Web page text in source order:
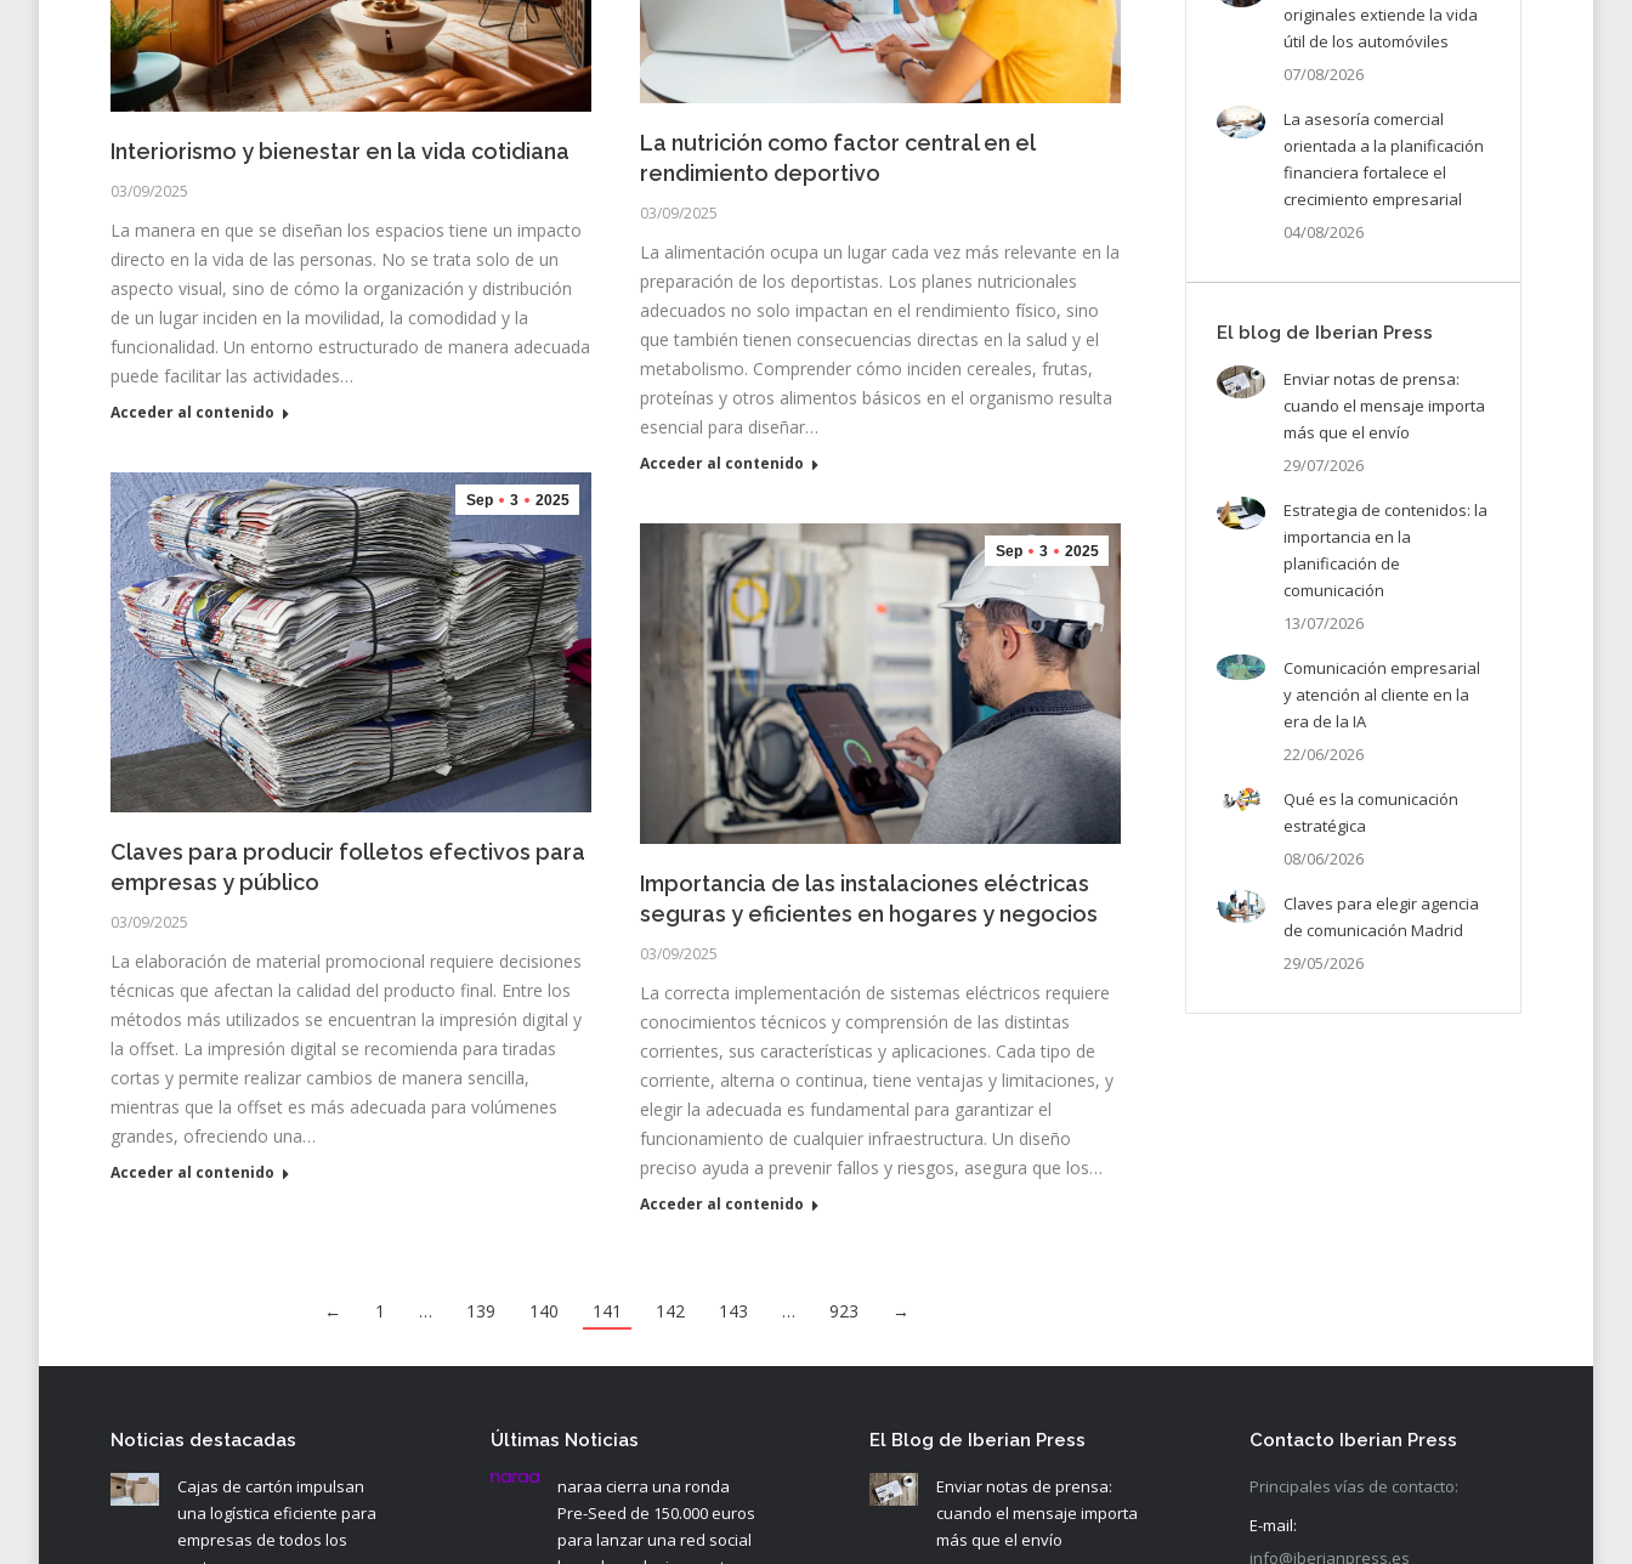
La nutrición como factor central en el
rendimiento deportivo
03/09/2025
La alimentación ocupa un lugar cada vez más relevante en la
preparación de los deportistas. Los planes nutricionales
adecuados no solo impactan en el rendimiento físico, sino
que también tienen consecuencias directas en la salud y el
metabolismo. Comprender cómo inciden cereales, frutas,
proteínas y otros alimentos básicos en el organismo resulta
esencial para diseñar…
Acceder al contenido
Interiorismo y bienestar en la vida cotidiana
03/09/2025
La manera en que se diseñan los espacios tiene un impacto
directo en la vida de las personas. No se trata solo de un
aspecto visual, sino de cómo la organización y distribución
de un lugar inciden en la movilidad, la comodidad y la
funcionalidad. Un entorno estructurado de manera adecuada
puede facilitar las actividades…
Acceder al contenido
Sep 3 2025
Claves para producir folletos efectivos para
empresas y público
03/09/2025
La elaboración de material promocional requiere decisiones
técnicas que afectan la calidad del producto final. Entre los
métodos más utilizados se encuentran la impresión digital y
la offset. La impresión digital se recomienda para tiradas
cortas y permite realizar cambios de manera sencilla,
mientras que la offset es más adecuada para volúmenes
grandes, ofreciendo una…
Acceder al contenido
Sep 3 2025
Importancia de las instalaciones eléctricas
seguras y eficientes en hogares y negocios
03/09/2025
La correcta implementación de sistemas eléctricos requiere
conocimientos técnicos y comprensión de las distintas
corrientes, sus características y aplicaciones. Cada tipo de
corriente, alterna o continua, tiene ventajas y limitaciones, y
elegir la adecuada es fundamental para garantizar el
funcionamiento de cualquier infraestructura. Un diseño
preciso ayuda a prevenir fallos y riesgos, asegura que los…
Acceder al contenido
← 1 … 139 140 141 142 143 … 923 →
originales extiende la vida
útil de los automóviles
07/08/2026
La asesoría comercial
orientada a la planificación
financiera fortalece el
crecimiento empresarial
04/08/2026
El blog de Iberian Press
Enviar notas de prensa:
cuando el mensaje importa
más que el envío
29/07/2026
Estrategia de contenidos: la
importancia en la
planificación de
comunicación
13/07/2026
Comunicación empresarial
y atención al cliente en la
era de la IA
22/06/2026
Qué es la comunicación
estratégica
08/06/2026
Claves para elegir agencia
de comunicación Madrid
29/05/2026
Noticias destacadas
Cajas de cartón impulsan
una logística eficiente para
empresas de todos los
Últimas Noticias
naraa cierra una ronda
Pre-Seed de 150.000 euros
para lanzar una red social
El Blog de Iberian Press
Enviar notas de prensa:
cuando el mensaje importa
más que el envío
Contacto Iberian Press
Principales vías de contacto:
E-mail:
info@iberianpress.es